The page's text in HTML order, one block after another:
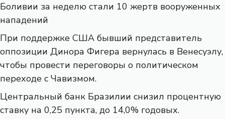
Боливии за неделю стали 10 жертв вооруженных
нападений
При поддержке США бывший представитель
оппозиции Динора Фигера вернулась в Венесуэлу,
чтобы провести переговоры о политическом
переходе с Чавизмом.
Центральный банк Бразилии снизил процентную
ставку на 0,25 пункта, до 14,0% годовых.